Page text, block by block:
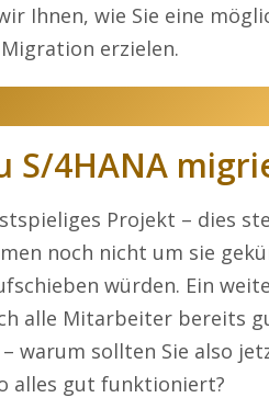
Ihnen, wie Sie eine
erzielen.
S/4HANA
Projekt – dies
noch nicht um sie
würden. Ein
alle Mitarbeiter bereits
warum sollten Sie also
alles gut funktioniert?